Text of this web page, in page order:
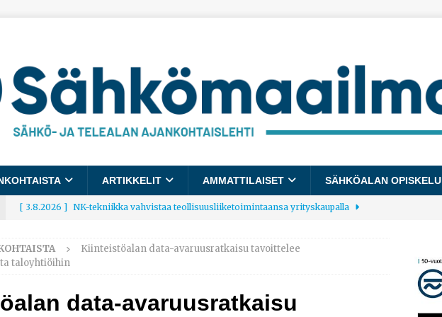
ARTIKKELIT AMMATTILAISET SÄHKÖALAN OPISKELU
[ 3.8.2026 ] NK-tekniikka vahvistaa teollisuusliiketoimintaansa yrityskaupalla
[ 3.8.2026 ] Rakennusalalle tulee käyttöön yhteinen kestävyysraportointimalli
[ 3.8.2026 ] Työelämägallup: Pienet työpaikat saavat parhaat arvosanat
Kiinteistöalan data-avaruusratkaisu tavoittelee
taloyhtiöihin
data-avaruusratkaisu